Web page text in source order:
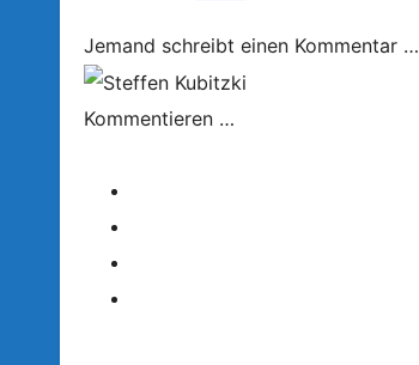
Jemand schreibt einen Kommentar …
Kommentieren …